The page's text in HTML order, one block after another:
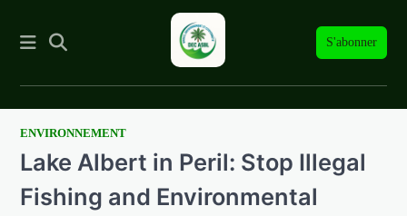
S'abonner
SkipENVIRONNEMENT
Lake Albert in Peril: Stop Illegal
Fishing and Environmental